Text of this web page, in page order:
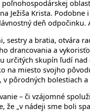
Ježiša Krista.
deň odpočinku.
sestry a bratia, otvára
drancovania a
určitých skupín ľudí
na miesto svojho
pôrodných bolestiach a
– či vzájomné
že „v nádeji sme boli